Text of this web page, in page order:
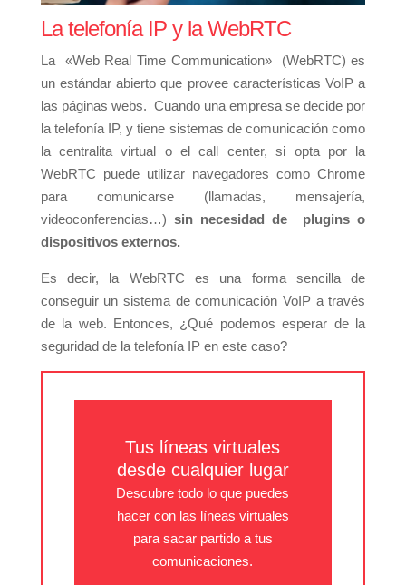
La telefonía IP y la WebRTC
La
«Web Real Time Communication» (WebRTC) es
un estándar abierto que provee características VoIP a
las páginas webs. Cuando una empresa se decide por
la telefonía IP, y tiene sistemas de comunicación como
la centralita virtual o el call center, si opta por la
WebRTC puede utilizar navegadores como Chrome
para comunicarse (llamadas, mensajería,
videoconferencias…) sin necesidad de plugins o
dispositivos externos.
Es decir, la WebRTC es una forma sencilla de
conseguir un sistema de comunicación VoIP a través
de la web. Entonces, ¿Qué podemos esperar de la
seguridad de la telefonía IP en este caso?
Tus líneas virtuales
desde cualquier lugar
Descubre todo lo que puedes
hacer con las líneas virtuales
para sacar partido a tus
comunicaciones.